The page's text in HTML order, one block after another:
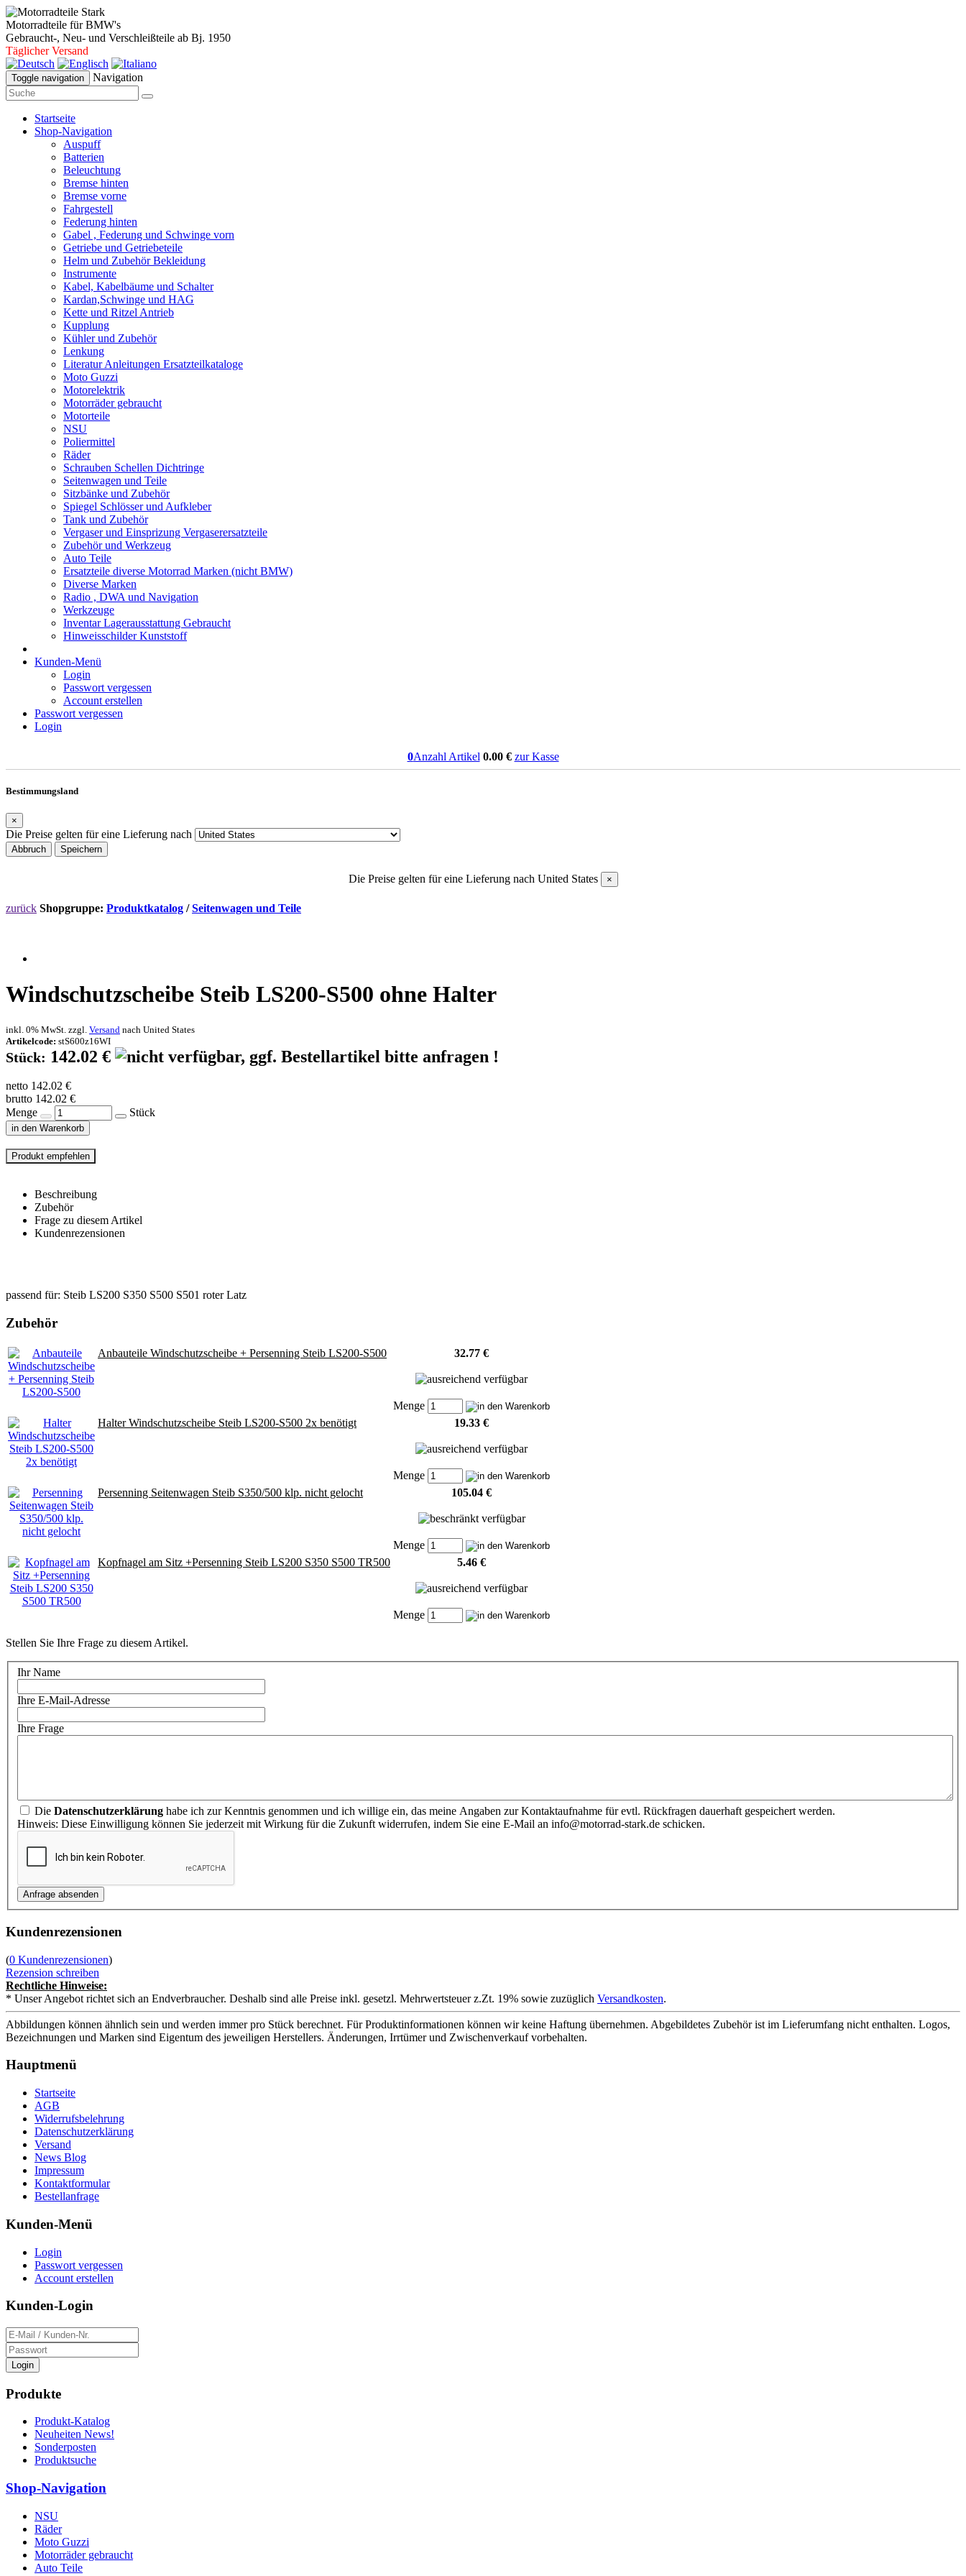
Motorradteile für BMW's
Gebraucht-, Neu- und Verschleißteile ab Bj. 1950
Täglicher Versand
Toggle navigation Navigation
Startseite
Shop-Navigation
Auspuff
Batterien
Beleuchtung
Bremse hinten
Bremse vorne
Fahrgestell
Federung hinten
Gabel , Federung und Schwinge vorn
Getriebe und Getriebeteile
Helm und Zubehör Bekleidung
Instrumente
Kabel, Kabelbäume und Schalter
Kardan,Schwinge und HAG
Kette und Ritzel Antrieb
Kupplung
Kühler und Zubehör
Lenkung
Literatur Anleitungen Ersatzteilkataloge
Moto Guzzi
Motorelektrik
Motorräder gebraucht
Motorteile
NSU
Poliermittel
Räder
Schrauben Schellen Dichtringe
Seitenwagen und Teile
Sitzbänke und Zubehör
Spiegel Schlösser und Aufkleber
Tank und Zubehör
Vergaser und Einsprizung Vergaserersatzteile
Zubehör und Werkzeug
Auto Teile
Ersatzteile diverse Motorrad Marken (nicht BMW)
Diverse Marken
Radio , DWA und Navigation
Werkzeuge
Inventar Lagerausstattung Gebraucht
Hinweisschilder Kunststoff
Kunden-Menü
Login
Passwort vergessen
Account erstellen
Passwort vergessen
Login
0Anzahl Artikel 0.00€ zur Kasse
Bestimmungsland
×
Die Preise gelten für eine Lieferung nach
Abbruch Speichern
Die Preise gelten für eine Lieferung nach United States ×
zurück Shopgruppe: Produktkatalog /Seitenwagen und Teile
Windschutzscheibe Steib LS200-S500 ohne Halter
inkl. 0% MwSt. zzgl. Versand nach United States
Artikelcode: stS600z16WI
Stück: 142.02 €
netto 142.02 €
brutto 142.02 €
Menge
Stück
in den Warenkorb
Beschreibung
Zubehör
Frage zu diesem Artikel
Kundenrezensionen
passend für: Steib LS200 S350 S500 S501 roter Latz
Zubehör
Anbauteile Windschutzscheibe + Persenning Steib LS200-S500 32.77 €
Menge
Halter Windschutzscheibe Steib LS200-S500 2x benötigt
19.33 €
Menge
Persenning Seitenwagen Steib S350/500 klp. nicht gelocht
105.04 €
Menge
Kopfnagel am Sitz +Persenning Steib LS200 S350 S500 TR500
5.46 €
Menge
Stellen Sie Ihre Frage zu diesem Artikel.
Ihr Name
Ihre E-Mail-Adresse
Ihre Frage
Die Datenschutzerklärung habe ich zur Kenntnis genommen und ich willige ein, das meine Angaben zur Kontaktaufnahme für evtl. Rückfragen dauerhaft gespeichert werden.
Hinweis: Diese Einwilligung können Sie jederzeit mit Wirkung für die Zukunft widerrufen, indem Sie eine E-Mail an info@motorrad-stark.de schicken.
Kundenrezensionen
(0 Kundenrezensionen)
Rezension schreiben
Rechtliche Hinweise:
* Unser Angebot richtet sich an Endverbraucher. Deshalb sind alle Preise inkl. gesetzl. Mehrwertsteuer z.Zt. 19% sowie zuzüglich Versandkosten.
Abbildungen können ähnlich sein und werden immer pro Stück berechnet. Für Produktinformationen können wir keine Haftung übernehmen. Abgebildetes Zubehör ist im Lieferumfang nicht enthalten. Logos,
Bezeichnungen und Marken sind Eigentum des jeweiligen Herstellers. Änderungen, Irrtümer und Zwischenverkauf vorbehalten.
Hauptmenü
Startseite
AGB
Widerrufsbelehrung
Datenschutzerklärung
Versand
News Blog
Impressum
Kontaktformular
Bestellanfrage
Kunden-Menü
Login
Passwort vergessen
Account erstellen
Kunden-Login
Login
Produkte
Produkt-Katalog
Neuheiten News!
Sonderposten
Produktsuche
Shop-Navigation
NSU
Räder
Moto Guzzi
Motorräder gebraucht
Auto Teile